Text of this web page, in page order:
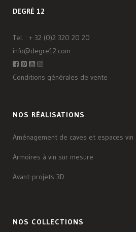
DEGRÉ 12
Tel. : + 32 (0)2 320 20 20
info@degre12.com
Conditions générales de vente
NOS RÉALISATIONS
Aménagement de caves et espaces vin
Armoires à vin sur mesure
Avant-projets 3D
NOS COLLECTIONS